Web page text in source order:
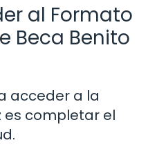
al Formato
Beca Benito
acceder a la
es completar el